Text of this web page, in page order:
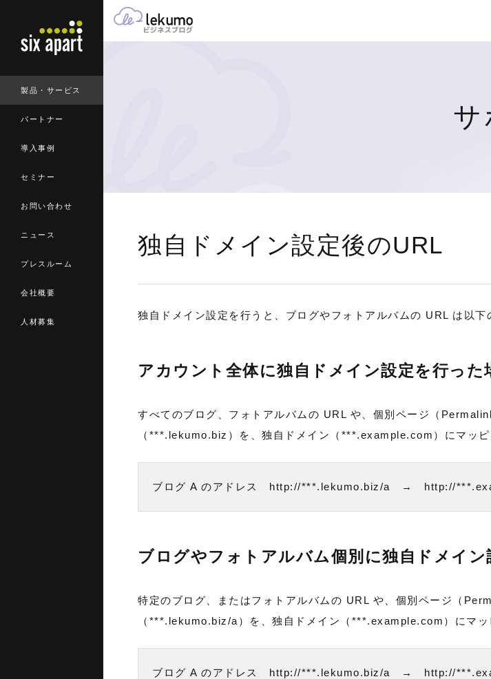
製品・サービス
パートナー
導入事例
セミナー
お問い合わせ
ニュース
プレスルーム
会社概要
人材募集
サ
独自ドメイン設定後のURL
独自ドメイン設定を行うと、ブログやフォトアルバムの URL は以下
アカウント全体に独自ドメイン設定を行った
すべてのブログ、フォトアルバムの URL や、個別ページ（
（***.lekumo.biz）を、独自ドメイン（***.example.com）にマッピ
ブログ A のアドレス　http://***.lekumo.biz/a　→　http://
ブログやフォトアルバム個別に独自ドメイ
特定のブログ、またはフォトアルバムの URL や、個別ページ（
（***.lekumo.biz/a）を、独自ドメイン（***.example.com）にマッ
ブログ A のアドレス　http://***.lekumo.biz/a　→　http://